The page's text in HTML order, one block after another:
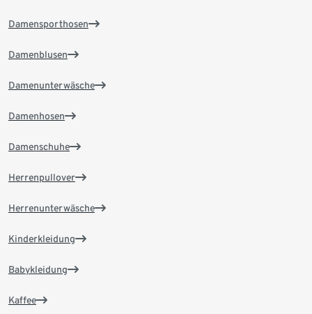
Damensporthosen
Damenblusen
Damenunterwäsche
Damenhosen
Damenschuhe
Herrenpullover
Herrenunterwäsche
Kinderkleidung
Babykleidung
Kaffee